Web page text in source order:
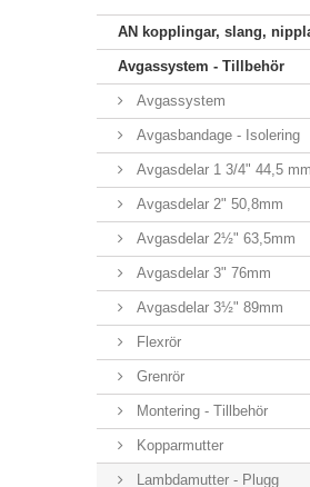
AN kopplingar, slang,
Avgassystem - Tillbehör
Avgassystem
Avgasbandage - Isolering
Avgasdelar 1 3/4" 44,5 mm
Avgasdelar 2" 50,8mm
Avgasdelar 2½" 63,5mm
Avgasdelar 3" 76mm
Avgasdelar 3½" 89mm
Flexrör
Grenrör
Montering - Tillbehör
Kopparmutter
Lambdamutter - Plugg